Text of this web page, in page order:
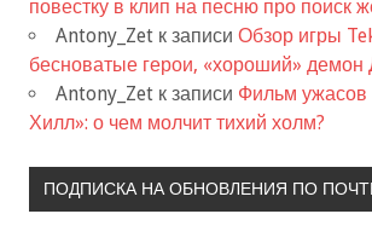
повестку в клип на песню про поиск
Antony_Zet к записи Обзор игры
бесноватые герои, «хороший»
Antony_Zet к записи Фильм ужасов
Хилл»: о чем молчит тихий холм?
ПОДПИСКА НА ОБНОВЛЕНИЯ ПО